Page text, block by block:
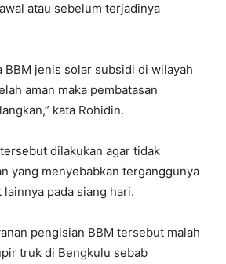
atau sebelum terjadinya
BBM jenis solar subsidi di wilayah
aman maka pembatasan
kata Rohidin.
dilakukan agar tidak
yang menyebabkan terganggunya
pada siang hari.
pengisian BBM tersebut malah
truk di Bengkulu sebab